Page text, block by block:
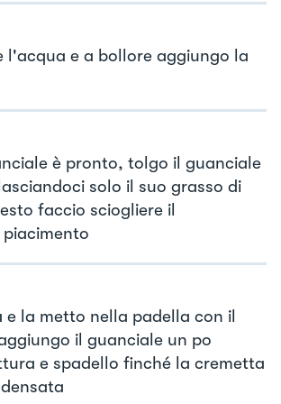
l'acqua e a bollore aggiungo la
è pronto, tolgo il guanciale
solo il suo grasso di
faccio sciogliere il
e la metto nella padella con il
il guanciale un po
e spadello finché la cremetta